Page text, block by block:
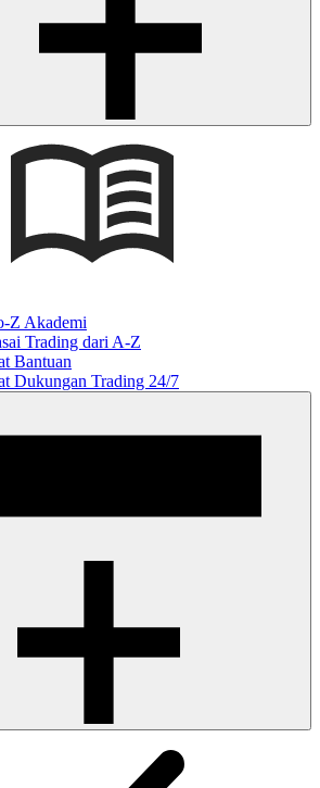
Z Akademi
Trading dari A-Z
Bantuan
Dukungan Trading 24/7